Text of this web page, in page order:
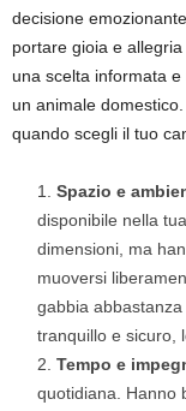
decisione
portare gioia e
una scelta informata
un animale
quando scegli il tuo
Spazio e
disponibile nella
dimensioni, ma
muoversi
gabbia
tranquillo e sicuro,
Tempo e
quotidiana. Hanno